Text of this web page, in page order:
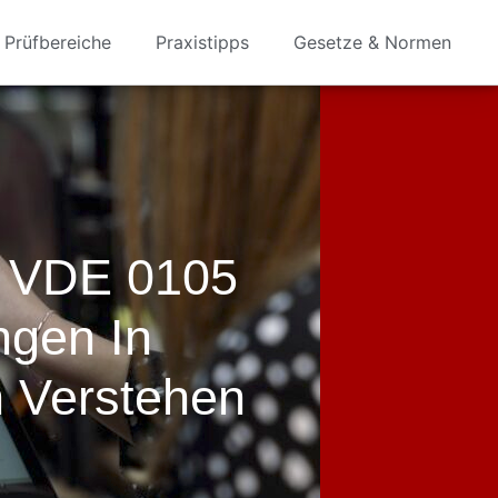
Prüfbereiche Praxistipps Gesetze & Normen
0105
In
Verstehen